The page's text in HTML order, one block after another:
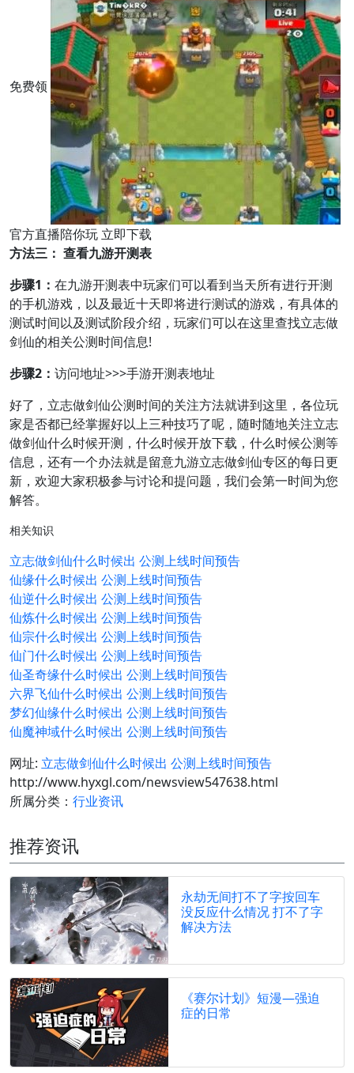
免费领
官方直播陪你玩 立即下载
方法三： 查看九游开测表
步骤1： 在九游开测表中玩家们可以看到当天所有进行开测
的手机游戏，以及最近十天即将进行测试的游戏，有具体的
测试时间以及测试阶段介绍，玩家们可以在这里查找立志做
剑仙的相关公测时间信息!
步骤2： 访问地址>>>手游开测表地址
好了，立志做剑仙公测时间的关注方法就讲到这里，各位玩
家是否都已经掌握好以上三种技巧了呢，随时随地关注立志
做剑仙什么时候开测，什么时候开放下载，什么时候公测等
信息，还有一个办法就是留意九游立志做剑仙专区的每日更
新，欢迎大家积极参与讨论和提问题，我们会第一时间为您
解答。
相关知识
立志做剑仙什么时候出 公测上线时间预告
仙缘什么时候出 公测上线时间预告
仙逆什么时候出 公测上线时间预告
仙炼什么时候出 公测上线时间预告
仙宗什么时候出 公测上线时间预告
仙门什么时候出 公测上线时间预告
仙圣奇缘什么时候出 公测上线时间预告
六界飞仙什么时候出 公测上线时间预告
梦幻仙缘什么时候出 公测上线时间预告
仙魔神域什么时候出 公测上线时间预告
网址: 立志做剑仙什么时候出 公测上线时间预告
http://www.hyxgl.com/newsview547638.html
所属分类： 行业资讯
推荐资讯
永劫无间打不了字按回车
没反应什么情况 打不了字
解决方法
《赛尔计划》短漫—强迫
症的日常